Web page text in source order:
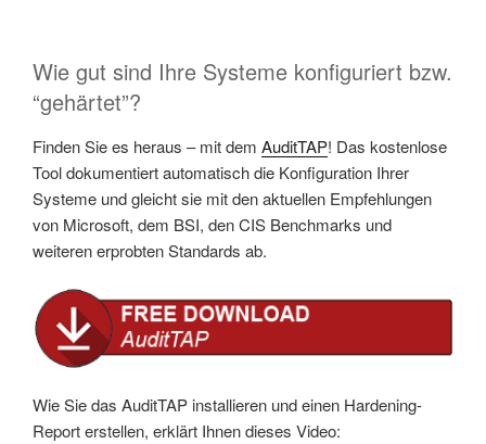
Wie gut sind Ihre Systeme konfiguriert bzw.
“gehärtet”?
Finden Sie es heraus – mit dem AuditTAP! Das kostenlose
Tool dokumentiert automatisch die Konfiguration Ihrer
Systeme und gleicht sie mit den aktuellen Empfehlungen
von Microsoft, dem BSI, den CIS Benchmarks und
weiteren erprobten Standards ab.
Wie Sie das AuditTAP installieren und einen Hardening-
Report erstellen, erklärt Ihnen dieses Video: